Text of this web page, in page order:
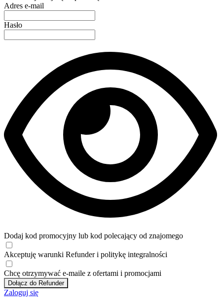
Adres e-mail
Hasło
Dodaj kod promocyjny lub kod polecający od znajomego
Akceptuję warunki Refunder i politykę integralności
Chcę otrzymywać e-maile z ofertami i promocjami
Dołącz do Refunder
Zaloguj się